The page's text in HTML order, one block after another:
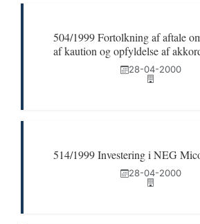
504/1999 Fortolkning af aftale
af kaution og opfyldelse af
28-04-2000
514/1999 Investering i NEG
28-04-2000